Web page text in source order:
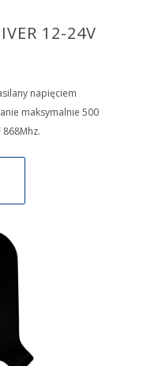
12-24V
napięciem
maksymalnie 500